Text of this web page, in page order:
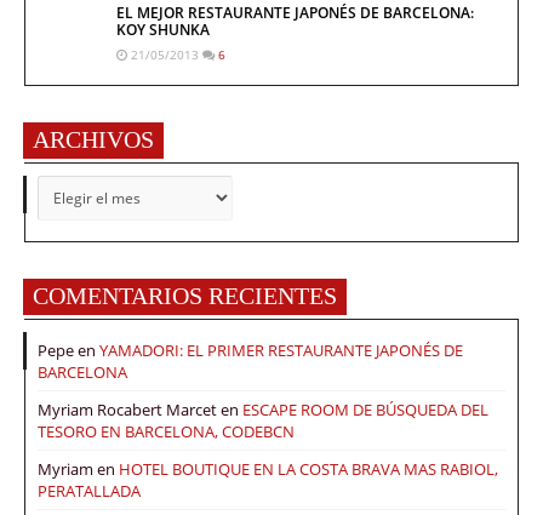
EL MEJOR RESTAURANTE JAPONÉS DE BARCELONA:
KOY SHUNKA
21/05/2013 6
ARCHIVOS
ARCHIVOS
COMENTARIOS RECIENTES
Pepeen YAMADORI: EL PRIMER RESTAURANTE JAPONÉS DE
BARCELONA
Myriam Rocabert Marceten ESCAPE ROOM DE BÚSQUEDA DEL
TESORO EN BARCELONA, CODEBCN
Myriam en HOTEL BOUTIQUE EN LA COSTA BRAVA MAS RABIOL,
PERATALLADA